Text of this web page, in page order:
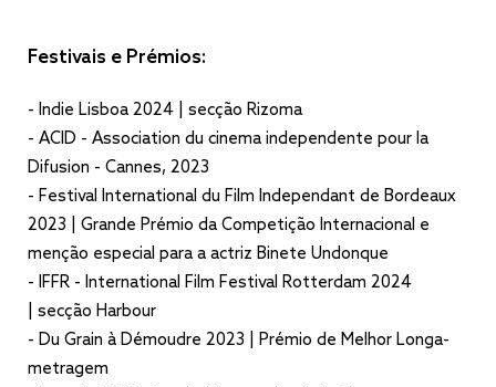
Festivais e Prémios:
- Indie Lisboa 2024 | secção Rizoma
- ACID - Association du cinema independente pour la
Difusion - Cannes, 2023
- Festival International du Film Independant de Bordeaux
2023 | Grande Prémio da Competição Internacional e
menção especial para a actriz Binete Undonque
- IFFR - International Film Festival Rotterdam 2024
| secção Harbour
- Du Grain à Démoudre 2023 | Prémio de Melhor Longa-
metragem